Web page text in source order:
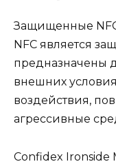
Защищенные
NFC является
предназначены
внешних
воздействия,
агрессивные
Confidex Ironside